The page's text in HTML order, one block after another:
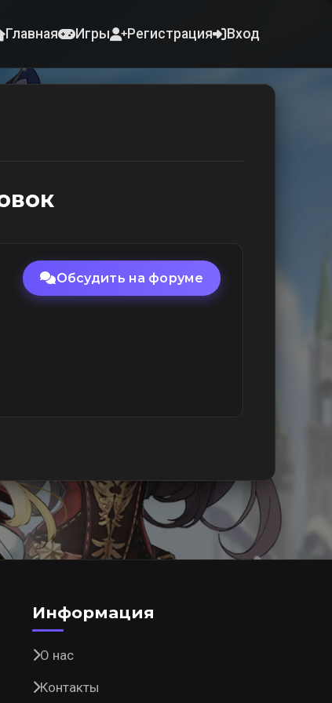
Главная Игры Регистрация Вход
Обсудить на форуме
Информация
О нас
Контакты